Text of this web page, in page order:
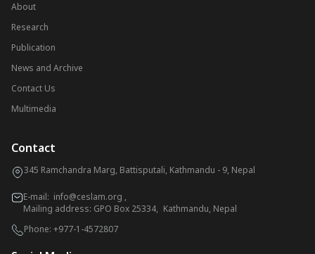
About
Research
Publication
News and Archive
Contact Us
Multimedia
Contact
345 Ramchandra Marg, Battisputali, Kathmandu - 9, Nepal
E-mail: info@ceslam.org ,
Mailing address: GPO Box 25334, Kathmandu, Nepal
Phone: +977-1-4572807